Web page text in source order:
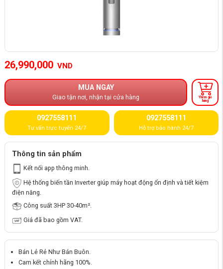
26,990,000 VND
MUA NGAY
Giao tận nơi, nhận tại cửa hàng
Thêm giỏ
hàng
0927558111
Tư vấn trực tuyến 24/7
0927558111
Hỗ trợ bảo hành 24/7
Thông tin sản phẩm
Kết nối app thông minh.
Hệ thống biến tần Inverter giúp máy hoạt động ổn định và tiết kiệm
điện năng.
Công suất 3HP 30-40m².
Giá đã bao gồm VAT.
Bán Lẻ Rẻ Như Bán Buôn.
Cam kết chính hãng 100%.